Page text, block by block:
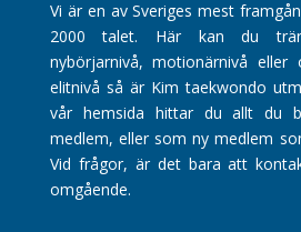
Vi är en av Sveriges mest
2000 talet. Här kan du
nybörjarnivå, motionärnivå
elitnivå så är Kim taekwondo
vår hemsida hittar du allt du
medlem, eller som ny medlem
Vid frågor, är det bara att
omgående.